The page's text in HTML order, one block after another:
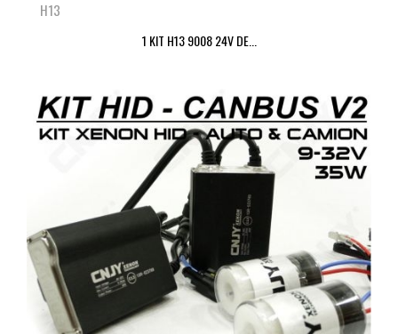
H13
1 KIT H13 9008 24V DE...